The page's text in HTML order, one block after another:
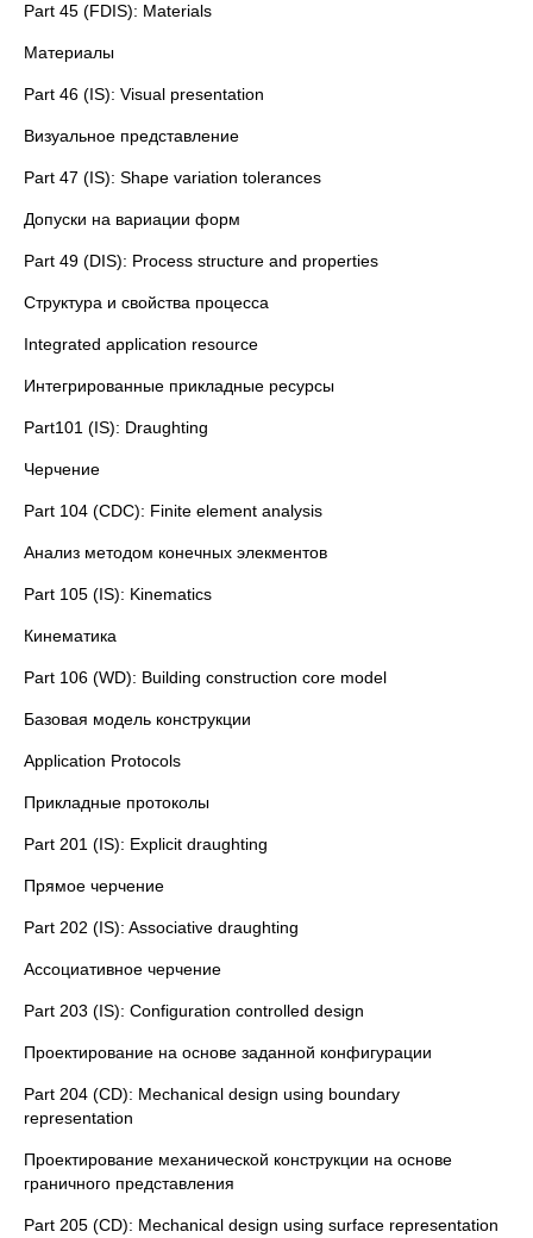
Part 45 (FDIS): Materials
Материалы
Part 46 (IS): Visual presentation
Визуальное представление
Part 47 (IS): Shape variation tolerances
Допуски на вариации форм
Part 49 (DIS): Process structure and properties
Структура и свойства процесса
Integrated application resource
Интегрированные прикладные ресурсы
Part101 (IS): Draughting
Черчение
Part 104 (CDC): Finite element analysis
Анализ методом конечных элекментов
Part 105 (IS): Kinematics
Кинематика
Part 106 (WD): Building construction core model
Базовая модель конструкции
Application Protocols
Прикладные протоколы
Part 201 (IS): Explicit draughting
Прямое черчение
Part 202 (IS): Associative draughting
Ассоциативное черчение
Part 203 (IS): Configuration controlled design
Проектирование на основе заданной конфигурации
Part 204 (CD): Mechanical design using boundary
representation
Проектирование механической конструкции на основе
граничного представления
Part 205 (CD): Mechanical design using surface representation